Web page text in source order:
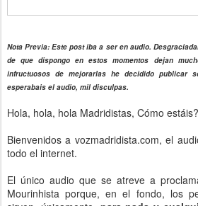
Nota Previa: Este post iba a ser en audio.
de que dispongo en estos momentos dejan
infructuosos de mejorarlas he decidido publicar
esperabais el audio, mil disculpas.
Hola, hola, hola Madridistas, Cómo estáis?
Bienvenidos a vozmadridista.com, el
todo el internet.
El único audio que se atreve a
Mourinhista porque, en el fondo, los